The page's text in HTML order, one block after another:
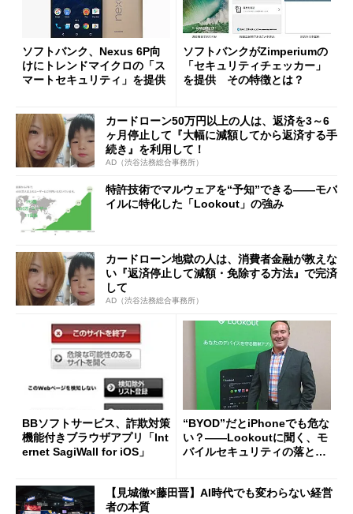
ソフトバンク、Nexus 6P向
けにトレンドマイクロの「ス
マートセキュリティ」を提供
ソフトバンクがZimperiumの
「セキュリティチェッカー」
を提供 その特徴とは？
カードローン50万円以上の人は、返済を3～6
ヶ月停止して『大幅に減額してから返済する手
続き』を利用して！
AD（渋谷法務総合事務所）
特許技術でマルウェアを“予知”できる――モバ
イルに特化した「Lookout」の強み
カードローン地獄の人は、消費者金融が教えな
い『返済停止して減額・免除する方法』で完済
して
AD（渋谷法務総合事務所）
BBソフトサービス、詐欺対策
機能付きブラウザアプリ「Int
ernet SagiWall for iOS」
“BYOD”だとiPhoneでも危な
い？――Lookoutに聞く、モ
バイルセキュリティの落とし
【見城徹×藤田晋】AI時代でも変わらない経営
者の本質